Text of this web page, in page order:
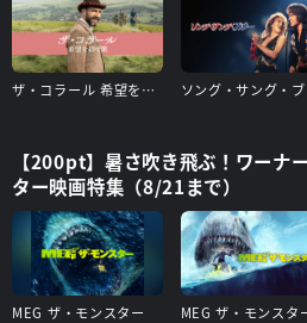
ザ・コラール 希望を紡ぐ歌
【200pt】暑さ吹き飛ぶ！ワーナ
ター映画特集（8/21まで）
MEG ザ・モンスター